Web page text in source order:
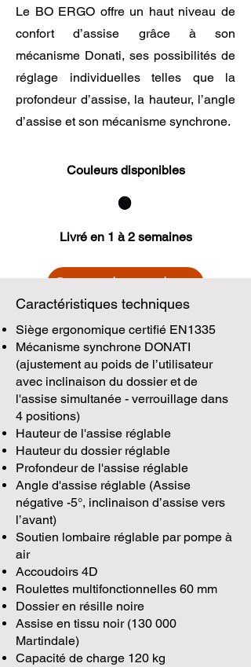
Le BO ERGO offre un haut niveau de
confort d’assise grâce à son
mécanisme Donati, ses possibilités de
réglage individuelles telles que la
profondeur d’assise, la hauteur, l’angle
d’assise et son mécanisme synchrone.
Couleurs disponibles
Livré en 1 à 2 semaines
Demander un devis
Caractéristiques techniques
Siège ergonomique certifié EN1335
Mécanisme synchrone DONATI
(ajustement au poids de l’utilisateur
avec inclinaison du dossier et de
l'assise simultanée - verrouillage dans
4 positions)
Hauteur de l'assise réglable
Hauteur du dossier réglable
Profondeur de l'assise réglable
Angle d'assise réglable (Assise
négative -5°, inclinaison d’assise vers
l’avant)
Soutien lombaire réglable par pompe à
air
Accoudoirs 4D
Roulettes multifonctionnelles 60 mm
Dossier en résille noire
Assise en tissu noir (130 000
Martindale)
Capacité de charge 120 kg